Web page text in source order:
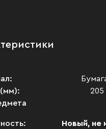
205
Новый, не